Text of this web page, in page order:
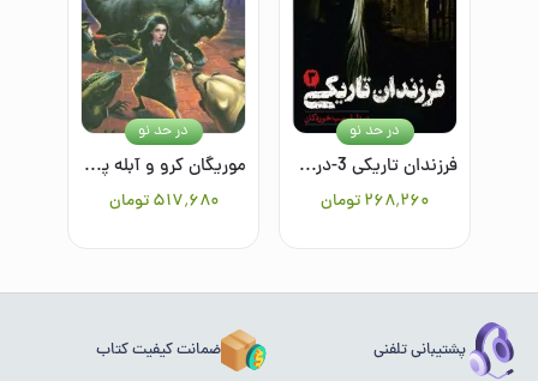
فرزندان تاریکی 3-دردل فریب خوردگان
۲۶۸٬۲۶۰تومان
در حد نو
موریگان کرو و آبله پوچی/3
۵۱۷٬۶۸۰ تومان
در حد نو
پشتیبانی تلفنی ضمانت کیفیت کتاب